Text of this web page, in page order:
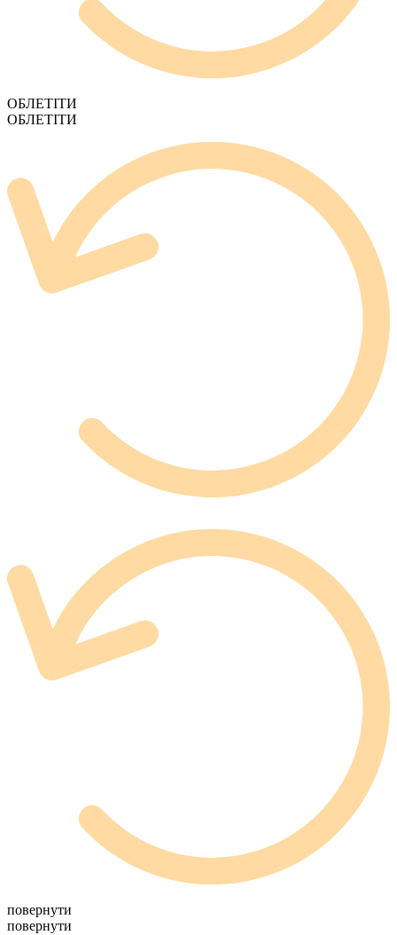
ОБЛЕТІТИ
ОБЛЕТІТИ
повернути
повернути